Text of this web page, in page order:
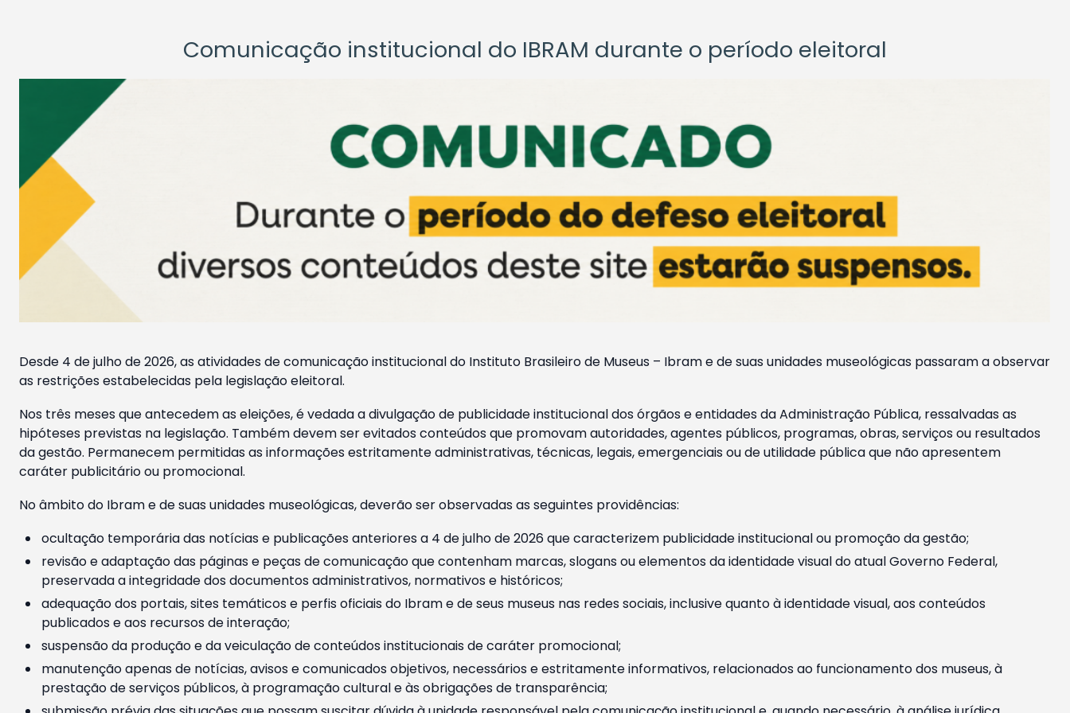
Comunicação institucional do IBRAM durante o período eleitoral
Desde 4 de julho de 2026, as atividades de comunicação institucional do Instituto Brasileiro de Museus – Ibram e de suas unidades museológicas passaram a observar
as restrições estabelecidas pela legislação eleitoral.
Nos três meses que antecedem as eleições, é vedada a divulgação de publicidade institucional dos órgãos e entidades da Administração Pública, ressalvadas as
hipóteses previstas na legislação. Também devem ser evitados conteúdos que promovam autoridades, agentes públicos, programas, obras, serviços ou resultados
da gestão. Permanecem permitidas as informações estritamente administrativas, técnicas, legais, emergenciais ou de utilidade pública que não apresentem
caráter publicitário ou promocional.
No âmbito do Ibram e de suas unidades museológicas, deverão ser observadas as seguintes providências:
ocultação temporária das notícias e publicações anteriores a 4 de julho de 2026 que caracterizem publicidade institucional ou promoção da gestão;
revisão e adaptação das páginas e peças de comunicação que contenham marcas, slogans ou elementos da identidade visual do atual Governo Federal,
preservada a integridade dos documentos administrativos, normativos e históricos;
adequação dos portais, sites temáticos e perfis oficiais do Ibram e de seus museus nas redes sociais, inclusive quanto à identidade visual, aos conteúdos
publicados e aos recursos de interação;
suspensão da produção e da veiculação de conteúdos institucionais de caráter promocional;
manutenção apenas de notícias, avisos e comunicados objetivos, necessários e estritamente informativos, relacionados ao funcionamento dos museus, à
prestação de serviços públicos, à programação cultural e às obrigações de transparência;